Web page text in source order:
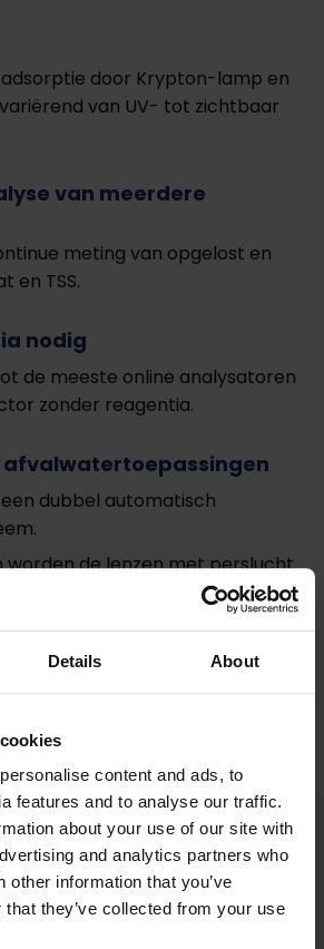
Details About
content and ads, to
features and to analyse our traffic.
about your use of our site with
and analytics partners who
other information that you’ve
they’ve collected from your use
door Krypton-lamp en
van UV- tot zichtbaar
van meerdere
meting van opgelost en
en TSS.
nodig
de meeste online analysatoren
zonder reagentia.
afvalwatertoepassingen
dubbel automatisch
worden de lenzen met perslucht
interval (standaard
worden de lenzen met 30 gram